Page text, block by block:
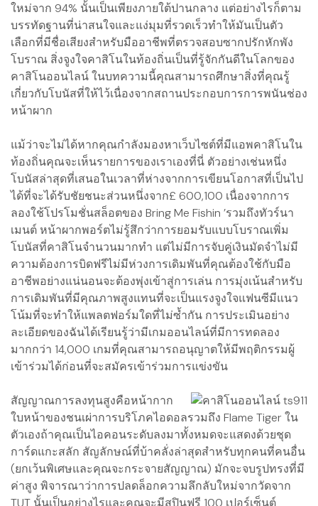
ใหม่จาก 94% นั้นเป็นเพียงภายใต้ปานกลาง แต่อย่างไรก็ตาม
บรรทัดฐานที่น่าสนใจและแง่มุมที่รวดเร็วทำให้มันเป็นตัว
เลือกที่มีชื่อเสียงสำหรับมืออาชีพที่ตรวจสอบซากปรักหักพัง
โบราณ สิ่งจูงใจคาสิโนในท้องถิ่นเป็นที่รู้จักกันดีในโลกของ
คาสิโนออนไลน์ ในบทความนี้คุณสามารถศึกษาสิ่งที่คุณรู้
เกี่ยวกับโบนัสที่ให้ไว้เนื่องจากสถานประกอบการการพนันช่อง
หน้าผาก
แม้ว่าจะไม่ได้หากคุณกำลังมองหาเว็บไซต์ที่มีแอพคาสิโนใน
ท้องถิ่นคุณจะเห็นรายการของเราเองที่นี่ ตัวอย่างเช่นหนึ่ง
โบนัสล่าสุดที่เสนอในเวลาที่ห่างจากการเขียนโอกาสที่เป็นไป
ได้ที่จะได้รับชัยชนะส่วนหนึ่งจาก£ 600,100 เนื่องจากการ
ลองใช้โปรโมชั่นสล็อตของ Bring Me Fishin ’รวมถึงทัวร์นา
เมนต์ หน้าผากพอร์ตไม่รู้สึกว่าการยอมรับแบบโบราณเพิ่ม
โบนัสที่คาสิโนจำนวนมากทำ แต่ไม่มีการจับคู่เงินมัดจำไม่มี
ความต้องการบิดฟรีไม่มีห่วงการเดิมพันที่คุณต้องใช้กับมือ
อาชีพอย่างแน่นอนจะต้องพุ่งเข้าสู่การเล่น การมุ่งเน้นสำหรับ
การเดิมพันที่มีคุณภาพสูงแทนที่จะเป็นแรงจูงใจแฟนซีมีแนว
โน้มที่จะทำให้แพลตฟอร์มใดที่ไม่ซ้ำกัน การประเมินอย่าง
ละเอียดของฉันได้เรียนรู้ว่ามีเกมออนไลน์ที่มีการทดลอง
มากกว่า 14,000 เกมที่คุณสามารถอนุญาตให้มีพฤติกรรมผู้
เข้าร่วมได้ก่อนที่จะสมัครเข้าร่วมการแข่งขัน
สัญญาณการลงทุนสูงคือหน้ากาก
ใบหน้าของชนเผ่าการบริโภคไอดอลรวมถึง Flame Tiger ใน
ตัวเองถ้าคุณเป็นไอคอนระดับลงมาทั้งหมดจะแสดงด้วยชุด
การ์ดแกะสลัก สัญลักษณ์ที่บ้าคลั่งล่าสุดสำหรับทุกคนที่คนอื่น
(ยกเว้นพิเศษและคุณจะกระจายสัญญาณ) มักจะจบรูปทรงที่มี
ค่าสูง พิจารณาว่าการปลดล็อกความลึกลับใหม่จากวัดจาก
TUT นั้นเป็นอย่างไรและคุณจะมีสปินฟรี 100 เปอร์เซ็นต์